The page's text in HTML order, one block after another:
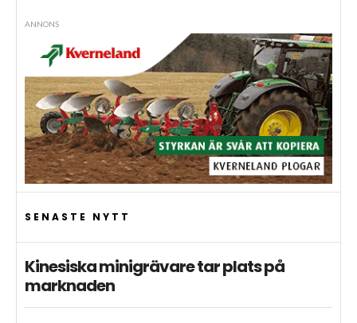
ANNONS
SENASTE NYTT
Kinesiska minigrävare tar plats på
marknaden